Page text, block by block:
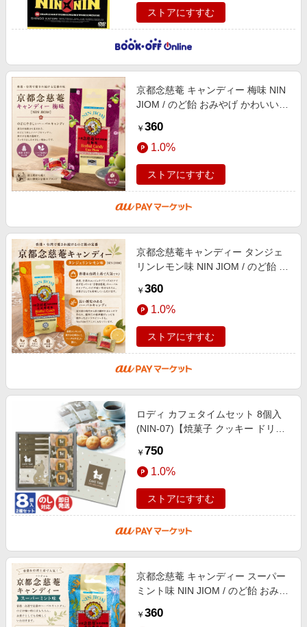
ストアにすすむ
京都念慈菴 キャンディー 梅味 NIN
JIOM / のど飴 おみやげ かわいい
ニック食材
￥ 360
1.0%
ストアにすすむ
京都念慈菴キャンディー タンジェ
リンレモン味 NIN JIOM / のど飴 お
ジアン食品 エスニック食材
￥ 360
1.0%
ストアにすすむ
ロディ カフェタイムセット 8個入
(NIN-07)【焼菓子 クッキー ドリッ
お歳暮 内祝 ギフト プレゼント バ
レ
￥ 750
1.0%
ストアにすすむ
京都念慈菴 キャンディー スーパー
ミント味 NIN JIOM / のど飴 おみや
ン食品 エスニック食材
￥ 360